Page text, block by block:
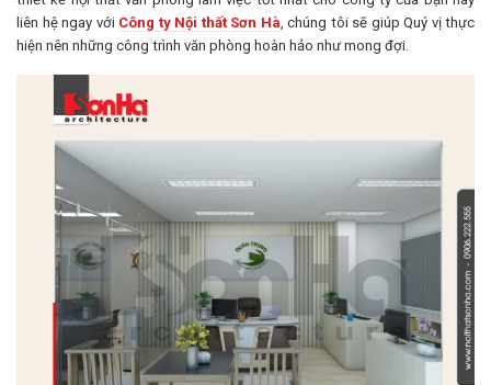
liên hệ ngay với Công ty Nội thất Sơn Hà, chúng tôi sẽ giúp Quý vị thực
hiện nên những công trình văn phòng hoàn hảo như mong đợi.